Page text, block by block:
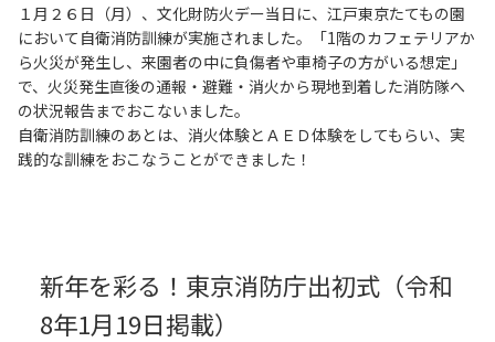
１月２６日（月）、文化財防火デー当日に、江戸東京たてもの園
において自衛消防訓練が実施されました。「1階のカフェテリアか
ら火災が発生し、来園者の中に負傷者や車椅子の方がいる想定」
で、火災発生直後の通報・避難・消火から現地到着した消防隊へ
の状況報告までおこないました。
自衛消防訓練のあとは、消火体験とＡＥＤ体験をしてもらい、実
践的な訓練をおこなうことができました！
新年を彩る！東京消防庁出初式（令和
8年1月19日掲載）